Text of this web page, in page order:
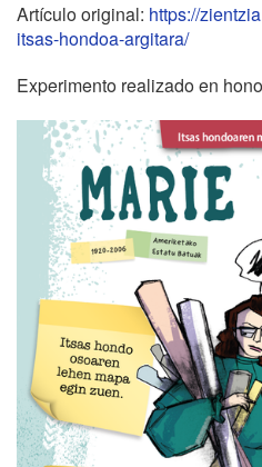
Artículo original: https://
itsas-hondoa-argitara/
Experimento realizado en